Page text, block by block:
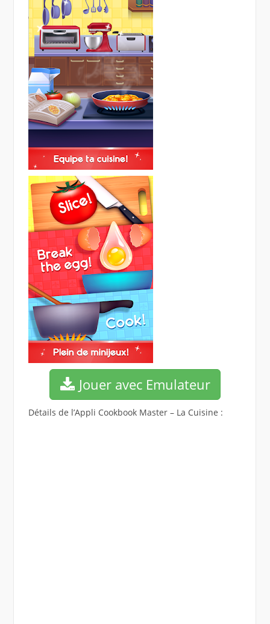
Jouer avec Emulateur
Détails de l’Appli Cookbook Master – La Cuisine :